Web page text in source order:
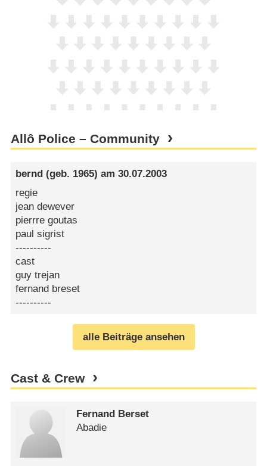
Allô Police – Community
bernd (geb. 1965) am30.07.2003
regie
jean dewever
pierrre goutas
paul sigrist
----------
cast
guy trejan
fernand breset
----------
alle Beiträge ansehen
Cast & Crew
Fernand Berset
Abadie